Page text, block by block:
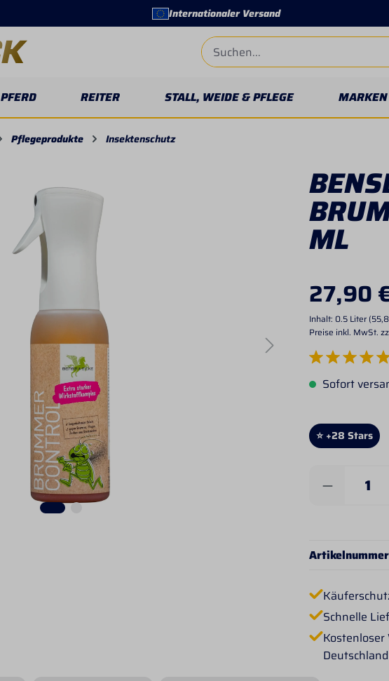
Internationaler Versand
PFERD REITER STALL, WEIDE & PFLEGE MARKEN
Pflegeprodukte Insektenschutz
ML
27,90
Inhalt: 0.5 Liter
Preise inkl. MwSt.
Durchschnittliche
Sofort
⭐ +28 Stars
Produkt
Schnelle
Deutschland